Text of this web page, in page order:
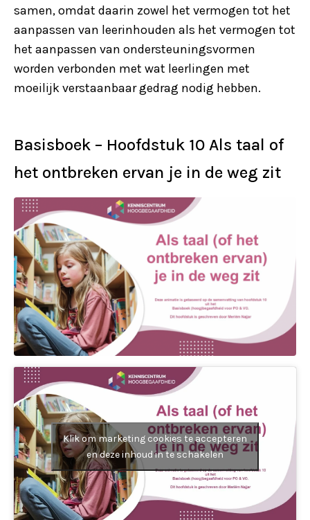
samen, omdat daarin zowel het vermogen tot het
aanpassen van leerinhouden als het vermogen tot
het aanpassen van ondersteuningsvormen
worden verbonden met wat leerlingen met
moeilijk verstaanbaar gedrag nodig hebben.
Basisboek – Hoofdstuk 10 Als taal of
het ontbreken ervan je in de weg zit
Klik om marketing cookies te accepteren
en deze inhoud in te schakelen